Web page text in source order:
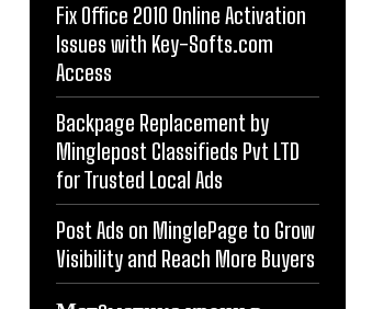
Fix Office 2010 Online Activation
Issues with Key-Softs.com
Access
Backpage Replacement by
Minglepost Classifieds Pvt LTD
for Trusted Local Ads
Post Ads on MinglePage to Grow
Visibility and Reach More Buyers